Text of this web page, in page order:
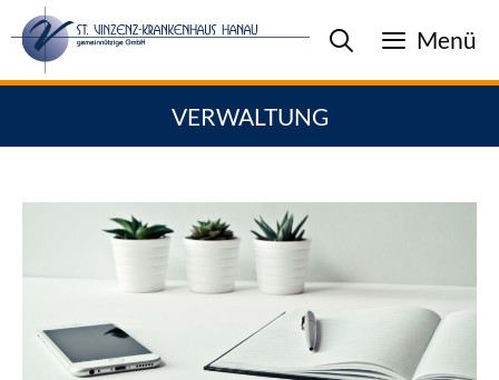
Inhalt
springen
Menü
VERWALTUNG